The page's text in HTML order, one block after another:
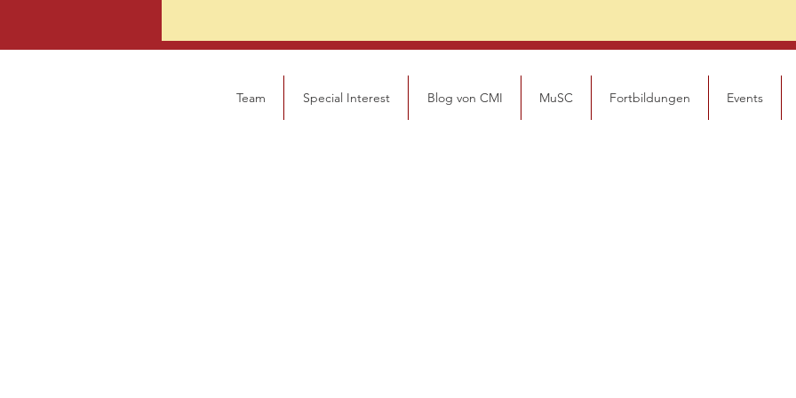
Team Special Interest Blog von CMI MuSC Fortbildungen Events